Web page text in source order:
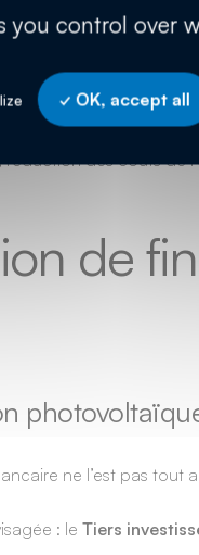
pour les agriculteurs
aide financière.
vers
des coûts de
de
ne l’est pas
: le Tiers
you control over
OK, accept all